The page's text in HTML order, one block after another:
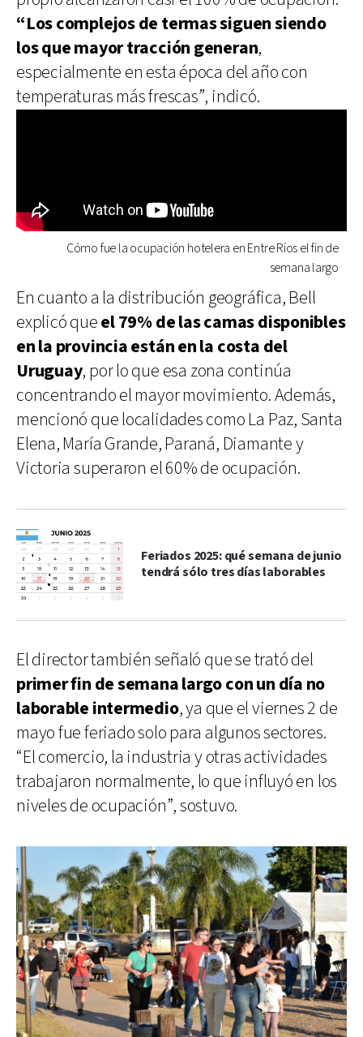
“Los complejos de termas siguen siendo
los que mayor tracción generan,
especialmente en esta época del año con
temperaturas más frescas”, indicó.
Cómo fue la ocupación hotelera en Entre Ríos el fin de
semana largo
En cuanto a la distribución geográfica, Bell
explicó queel 79% de las camas disponibles
en la provincia están en la costa del
Uruguay, por lo que esa zona continúa
concentrando el mayor movimiento. Además,
mencionó que localidades como La Paz, Santa
Elena, María Grande, Paraná, Diamante y
Victoria superaron el 60% de ocupación.
Feriados 2025: qué semana de junio
tendrá sólo tres días laborables
El director también señaló que se trató del
primer fin de semana largo con un día no
laborable intermedio, ya que el viernes 2 de
mayo fue feriado solo para algunos sectores.
“El comercio, la industria y otras actividades
trabajaron normalmente, lo que influyó en los
niveles de ocupación”, sostuvo.